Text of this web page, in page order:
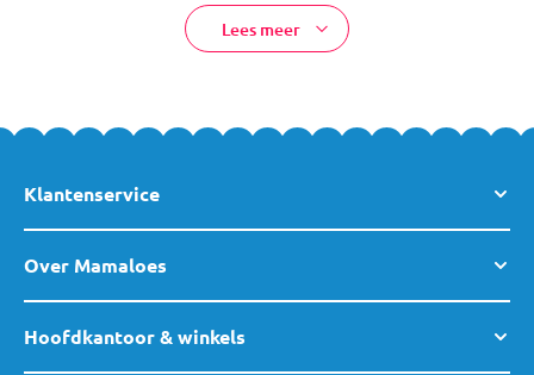
Lees meer
Klantenservice
Over Mamaloes
Hoofdkantoor & winkels